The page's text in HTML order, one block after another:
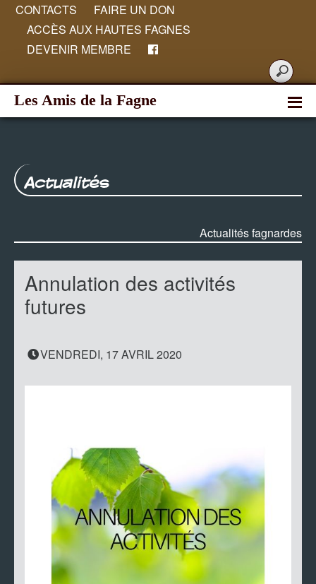
CONTACTS
FAIRE UN DON
ACCÈS AUX HAUTES FAGNES
DEVENIR MEMBRE
Les Amis de la Fagne
Actualités
Actualités fagnardes
Annulation des activités
futures
VENDREDI, 17 AVRIL 2020